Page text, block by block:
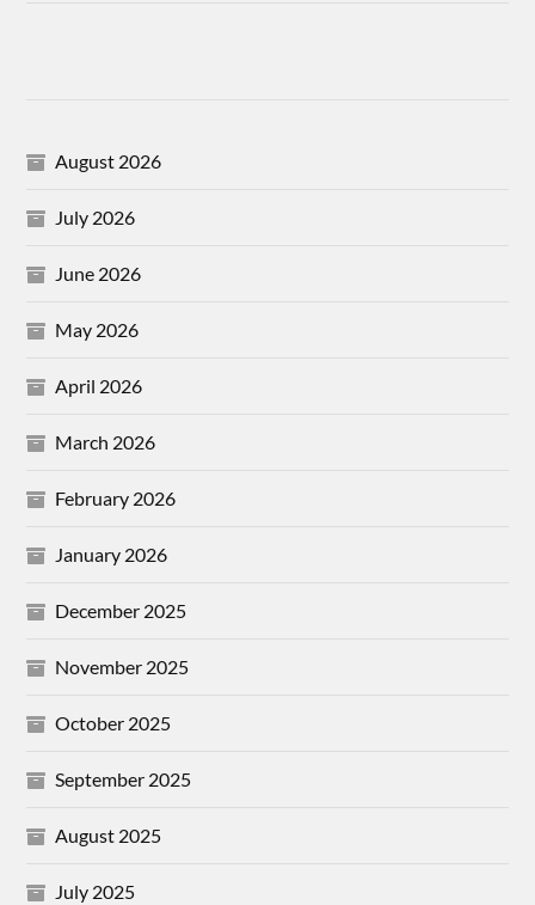
August 2026
July 2026
June 2026
May 2026
April 2026
March 2026
February 2026
January 2026
December 2025
November 2025
October 2025
September 2025
August 2025
July 2025